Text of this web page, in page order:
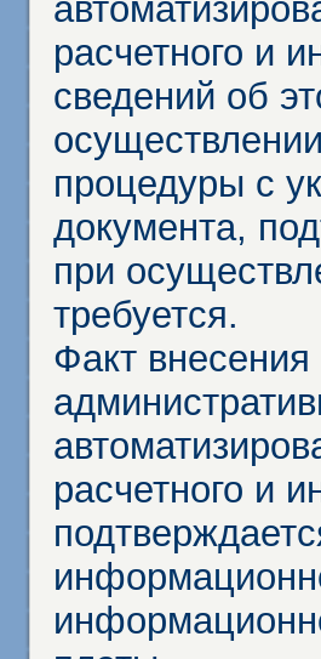
расчетного и
сведений об
процедуры с
документа,
при
требуется.
Факт
расчетного и